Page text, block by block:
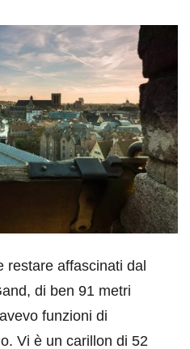
restare affascinati dal
di ben 91 metri
funzioni di
Vi è un carillon di 52